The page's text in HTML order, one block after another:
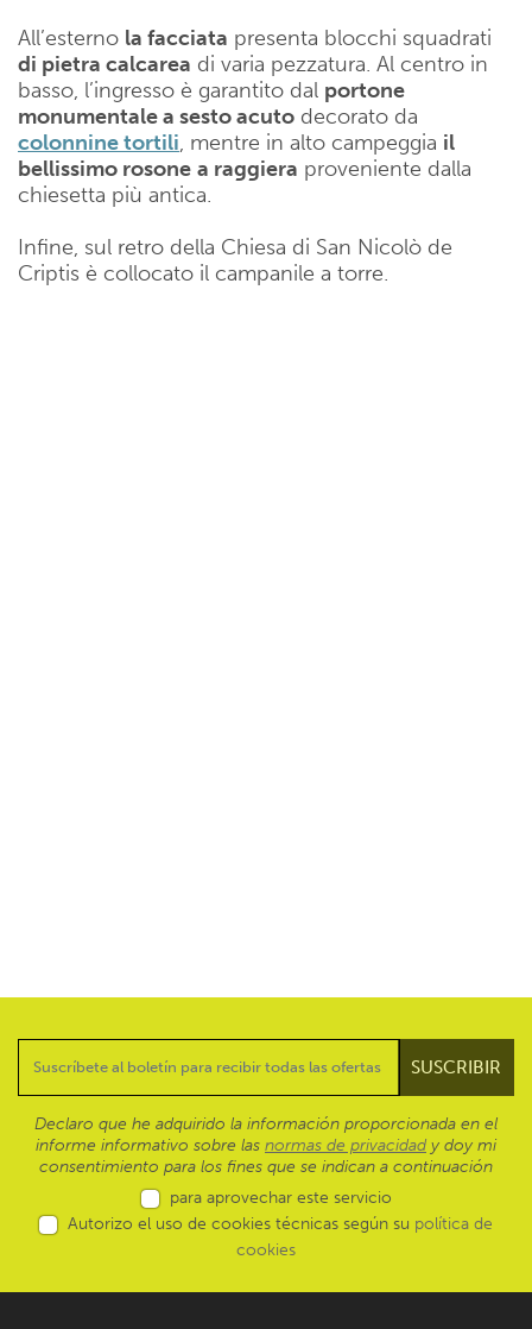
All’esterno la facciata presenta blocchi squadrati
di pietra calcarea di varia pezzatura. Al centro in
basso, l’ingresso è garantito dal portone
monumentale a sesto acuto decorato da
colonnine tortili, mentre in alto campeggia il
bellissimo rosone a raggiera proveniente dalla
chiesetta più antica.
Infine, sul retro della Chiesa di San Nicolò de
Criptis è collocato il campanile a torre.
Declaro que he adquirido la información proporcionada en el
informe informativo sobre las normas de privacidad y doy mi
consentimiento para los fines que se indican a continuación
para aprovechar este servicio
Autorizo el uso de cookies técnicas según su política de
cookies